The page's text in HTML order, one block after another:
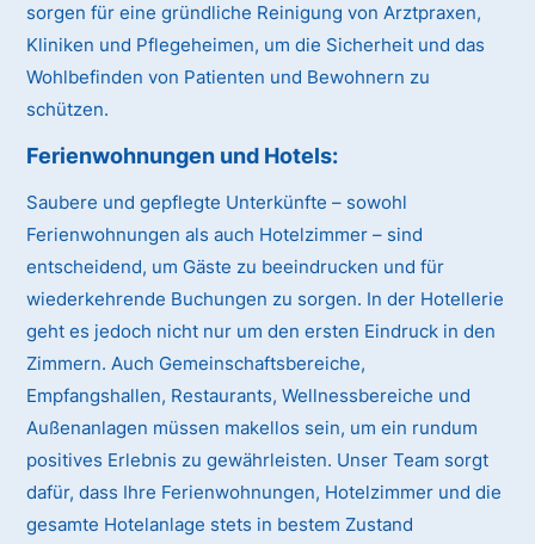
sorgen für eine gründliche Reinigung von Arztpraxen,
Kliniken und Pflegeheimen, um die Sicherheit und das
Wohlbefinden von Patienten und Bewohnern zu
schützen.
Ferienwohnungen und Hotels:
Saubere und gepflegte Unterkünfte – sowohl
Ferienwohnungen als auch Hotelzimmer – sind
entscheidend, um Gäste zu beeindrucken und für
wiederkehrende Buchungen zu sorgen. In der Hotellerie
geht es jedoch nicht nur um den ersten Eindruck in den
Zimmern. Auch Gemeinschaftsbereiche,
Empfangshallen, Restaurants, Wellnessbereiche und
Außenanlagen müssen makellos sein, um ein rundum
positives Erlebnis zu gewährleisten. Unser Team sorgt
dafür, dass Ihre Ferienwohnungen, Hotelzimmer und die
gesamte Hotelanlage stets in bestem Zustand